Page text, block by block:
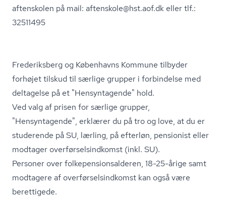
aftenskolen på mail: aftenskole@hst.aof.dk eller tlf.:
32511495
Frederiksberg og Københavns Kommune tilbyder
forhøjet tilskud til særlige grupper i forbindelse med
deltagelse på et "Hensyntagende" hold.
Ved valg af prisen for særlige grupper,
"Hensyntagende", erklærer du på tro og love, at du er
studerende på SU, lærling, på efterløn, pensionist eller
modtager over­før­sels­ind­komst (inkl. SU).
Personer over fol­ke­pen­sions­al­de­ren, 18-25-årige samt
modtagere af over­før­sels­ind­komst kan også være
berettigede.